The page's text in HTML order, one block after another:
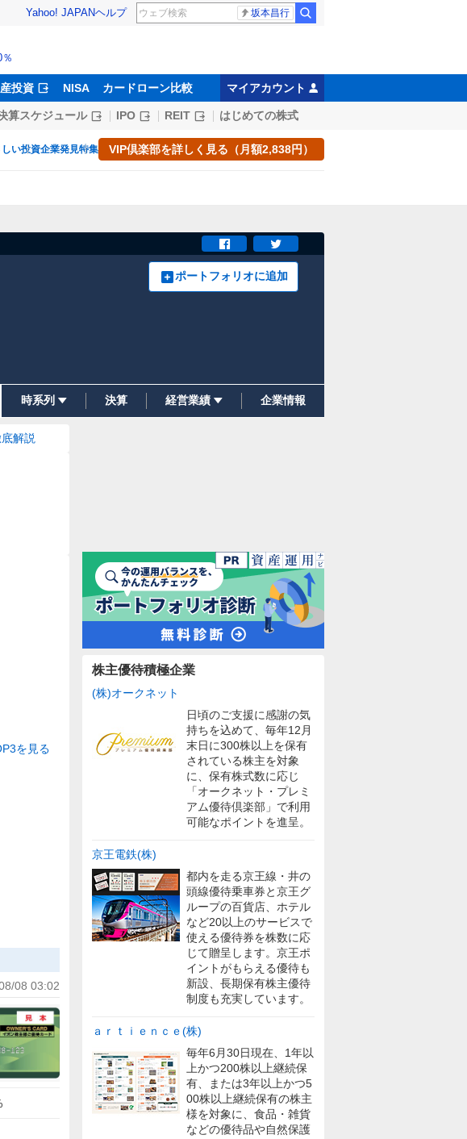
Yahoo! JAPANヘルプ 坂本昌行
投資 NISA カードローン比較 マイアカウント
算スケジュール IPO REIT はじめての株式
い投資企業発見特集 VIP倶楽部を詳しく見る（月額2,838円）
ポートフォリオに追加
時系列 決算 経営業績 企業情報
解説
を見る
08 03:02
株主優待積極企業
(株)オークネット
日頃のご支援に感謝の気
持ちを込めて、毎年12月
末日に300株以上を保有
されている株主を対象
に、保有株式数に応じ
「オークネット・プレミ
アム優待倶楽部」で利用
可能なポイントを進呈。
京王電鉄(株)
都内を走る京王線・井の
頭線優待乗車券と京王グ
ループの百貨店、ホテル
など20以上のサービスで
使える優待券を株数に応
じて贈呈します。京王ポ
イントがもらえる優待も
新設、長期保有株主優待
制度も充実しています。
ａｒｔｉｅｎｃｅ(株)
毎年6月30日現在、1年以
上かつ200株以上継続保
有、または3年以上かつ5
00株以上継続保有の株主
様を対象に、食品・雑貨
などの優待品や自然保護